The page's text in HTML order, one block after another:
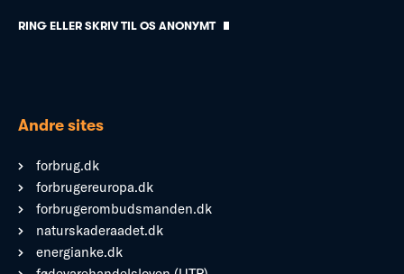
RING ELLER SKRIV TIL OS ANONYMT
Andre sites
forbrug.dk
forbrugereuropa.dk
forbrugerombudsmanden.dk
naturskaderaadet.dk
energianke.dk